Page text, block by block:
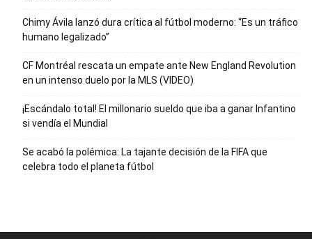
Chimy Ávila lanzó dura crítica al fútbol moderno: “Es un tráfico
humano legalizado”
CF Montréal rescata un empate ante New England Revolution
en un intenso duelo por la MLS (VIDEO)
¡Escándalo total! El millonario sueldo que iba a ganar Infantino
si vendía el Mundial
Se acabó la polémica: La tajante decisión de la FIFA que
celebra todo el planeta fútbol